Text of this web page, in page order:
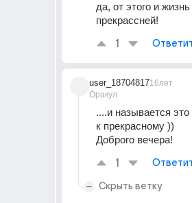
да, от этого и
прекрассней!
1
user_18704817
Оракул
16лет
....и называется
к прекрасному ))
Доброго вечера!
1
Скрыть ветку